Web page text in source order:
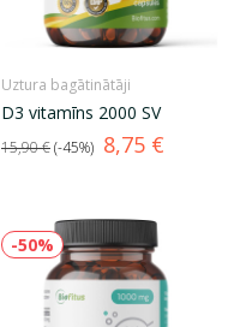
Uztura bagātinātāji
D3 vitamīns 2000 SV
Standarta
cena
15,90 € -45% Cena
8,75 €
-50%